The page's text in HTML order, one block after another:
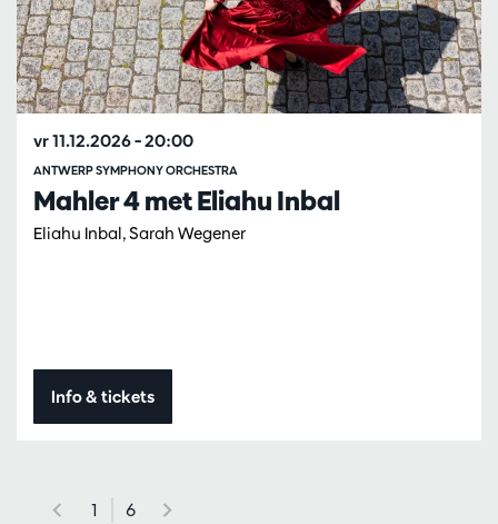
Mahler 4 met Eliahu Inbal
Eliahu Inbal, Sarah Wegener
ANTWERP SYMPHONY ORCHESTRA
vr 11.12.2026– 20:00
Info & tickets
1 6